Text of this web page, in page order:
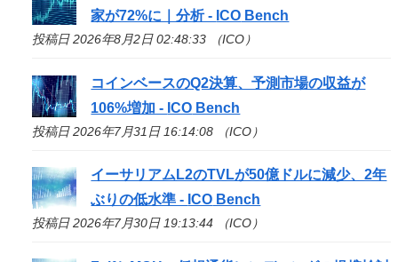
家が72%に｜分析 - ICO Bench
投稿日 2026年8月2日 02:48:33 （ICO）
コインベースのQ2決算、予測市場の収益が
106%増加 - ICO Bench
投稿日 2026年7月31日 16:14:08 （ICO）
イーサリアムL2のTVLが50億ドルに減少、2年
ぶりの低水準 - ICO Bench
投稿日 2026年7月30日 19:13:44 （ICO）